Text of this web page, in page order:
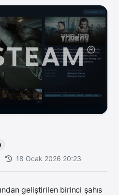
18 Ocak 2026 20:23
geliştirilen birinci şahıs